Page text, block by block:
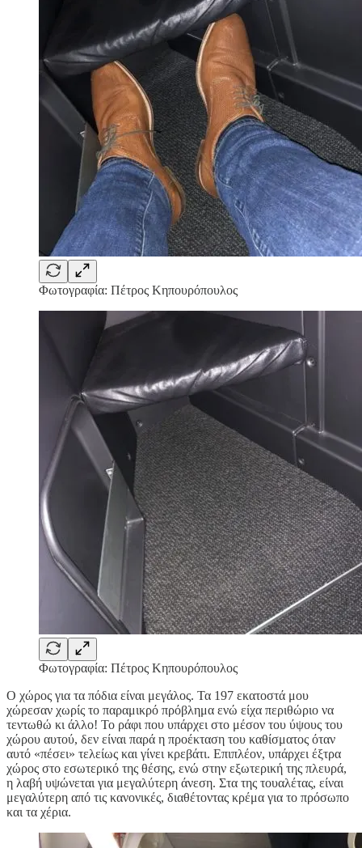
Φωτογραφία: Πέτρος Κηπουρόπουλος
Φωτογραφία: Πέτρος Κηπουρόπουλος
Ο χώρος για τα πόδια είναι μεγάλος. Τα 197 εκατοστά μου
χώρεσαν χωρίς το παραμικρό πρόβλημα ενώ είχα περιθώριο να
τεντωθώ κι άλλο! Το ράφι που υπάρχει στο μέσον του ύψους του
χώρου αυτού, δεν είναι παρά η προέκταση του καθίσματος όταν
αυτό «πέσει» τελείως και γίνει κρεβάτι. Επιπλέον, υπάρχει έξτρα
χώρος στο εσωτερικό της θέσης, ενώ στην εξωτερική της πλευρά,
η λαβή υψώνεται για μεγαλύτερη άνεση. Στα της τουαλέτας, είναι
μεγαλύτερη από τις κανονικές, διαθέτοντας κρέμα για το πρόσωπο
και τα χέρια.